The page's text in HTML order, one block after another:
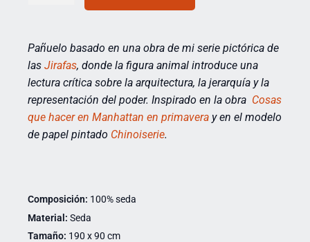
Pañuelo basado en una obra de mi serie pictórica de
las Jirafas, donde la figura animal introduce una
lectura crítica sobre la arquitectura, la jerarquía y la
representación del poder. Inspirado en la obra Cosas
que hacer en Manhattan en primavera y en el modelo
de papel pintado Chinoiserie.
Composición: 100% seda
Material: Seda
Tamaño: 190 x 90 cm